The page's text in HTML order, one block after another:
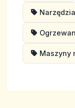
Maszyny